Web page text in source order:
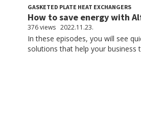
GASKETED PLATE HEAT EXCHANGERS
How to save energy with
376 views 2022.11.23.
In these episodes, you will see
solutions that help your business